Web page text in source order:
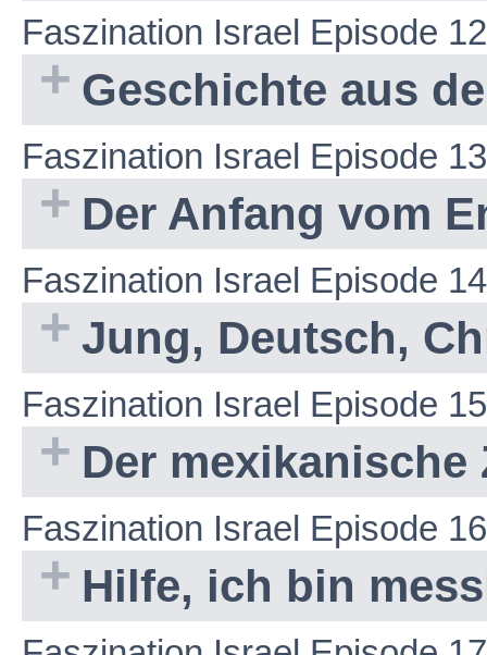
Faszination Israel Episode 12
Geschichte aus
Faszination Israel Episode 13
Der Anfang vom
Faszination Israel Episode 14
Jung, Deutsch,
Faszination Israel Episode 15
Der mexikanische
Faszination Israel Episode 16
Hilfe, ich bin